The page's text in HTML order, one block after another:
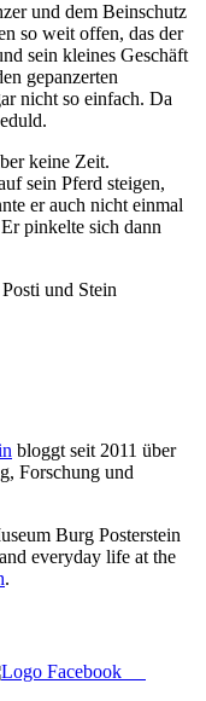
und dem Beinschutz
so weit offen, das der
sein kleines Geschäft
gepanzerten
nicht so einfach. Da
keine Zeit.
sein Pferd steigen,
er auch nicht einmal
pinkelte sich dann
und Stein
bloggt seit 2011 über
Forschung und
Burg Posterstein
everyday life at the
.